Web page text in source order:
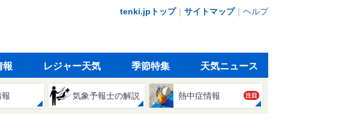
tenki.jpトップ｜ サイトマップ｜ ヘルプ
報 レジャー天気 季節特集 天気ニュース
気象予報士の解説 熱中症情報 注目